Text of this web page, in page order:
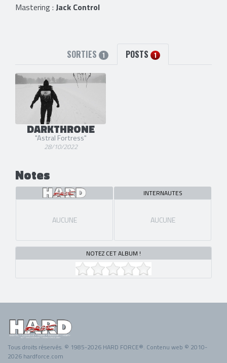
Mastering : Jack Control
SORTIES 1 POSTS 1
DARKTHRONE
"Astral Fortress"
28/10/2022
Notes
AUCUNE
INTERNAUTES
AUCUNE
NOTEZ CET ALBUM !
Tous droits réservés. © 1985-2026 HARD FORCE®. Contenu web © 2010-
2026 hardforce.com